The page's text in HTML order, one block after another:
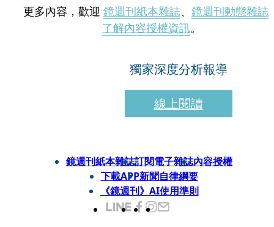
更多內容，歡迎 鏡週刊紙本雜誌、 鏡週刊動態雜誌
了解內容授權資訊。
獨家深度分析報導
線上閱讀
鏡週刊紙本雜誌訂閱電子雜誌內容授權
下載APP新聞自律綱要
《鏡週刊》AI使用準則